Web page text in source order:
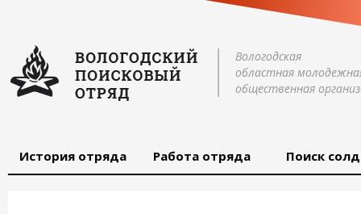
Вологодская
областная
общественная
История отряда Работа отряда Поиск